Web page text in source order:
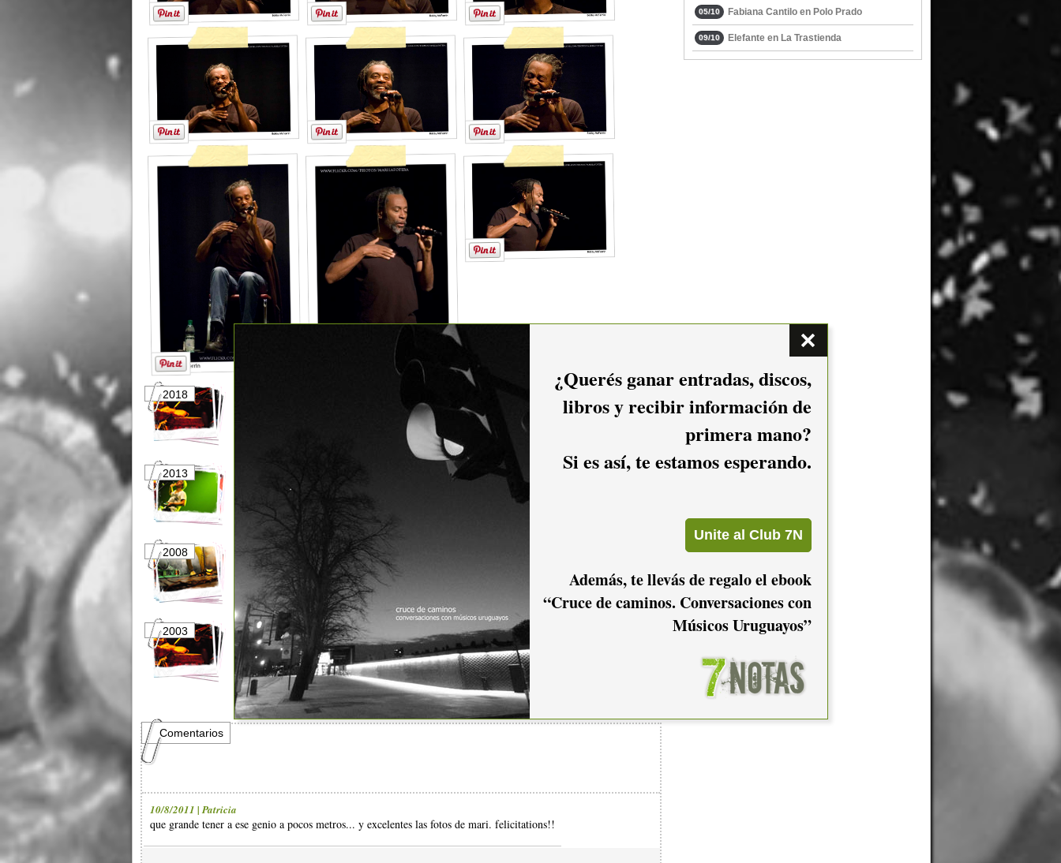
2018 2014
2013 2010
2008 2007 2006
2003 2002 2001 2000
Comentarios
10/8/2011 | Patricia
que grande tener a ese genio a pocos metros... y excelentes las fotos de mari. felicitations!!
05/10 Fabiana Cantilo en Polo Prado
09/10 Elefante en La Trastienda
¿Querés ganar entradas, discos,
libros y recibir información de
primera mano?
Si es así, te estamos esperando.
Además, te llevás de regalo el ebook
“Cruce de caminos. Conversaciones con
Músicos Uruguayos”